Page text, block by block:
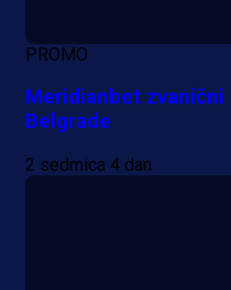
PROMO
Meridianbet zvanični
Belgrade
2 sedmica 4 dan